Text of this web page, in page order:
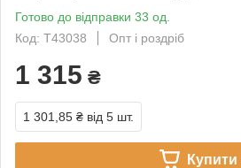
Готово до відправки 33 од.
Код: T43038
Опт і роздріб
1 315 ₴
1 301,85 ₴ від 5 шт.
Купити